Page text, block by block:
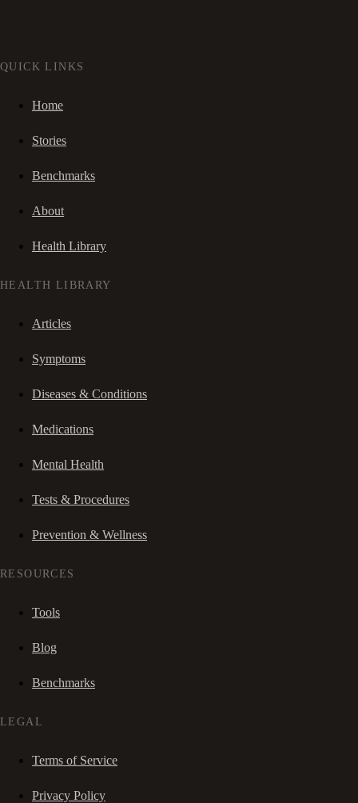
QUICK LINKS
Home
Stories
Benchmarks
About
Health Library
HEALTH LIBRARY
Articles
Symptoms
Diseases & Conditions
Medications
Mental Health
Tests & Procedures
Prevention & Wellness
RESOURCES
Tools
Blog
Benchmarks
LEGAL
Terms of Service
Privacy Policy